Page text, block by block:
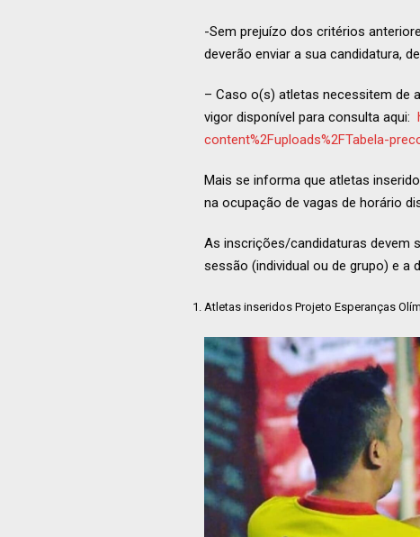
-Sem prejuízo dos critérios
deverão enviar a sua candidatura,
– Caso o(s) atletas necessitem de
vigor disponível para consulta aqui:
content%2Fuploads%2FTabela-
Mais se informa que atletas
na ocupação de vagas de horário
As inscrições/candidaturas devem
sessão (individual ou de grupo) e a
Atletas inseridos Projeto Esperanças